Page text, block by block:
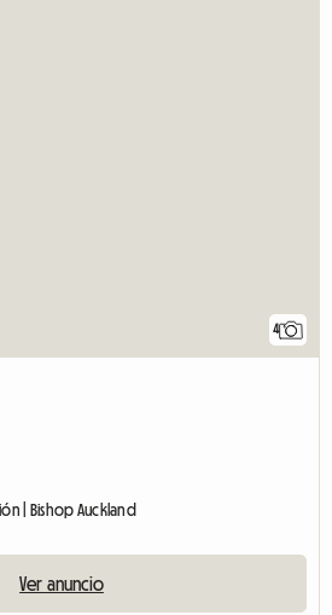
4
| Bishop Auckland
Ver anuncio